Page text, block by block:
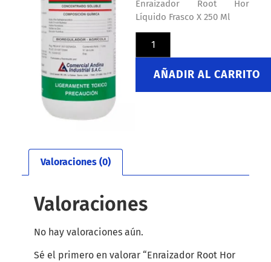
Enraizador Root Hor
Líquido Frasco X 250 Ml
AÑADIR AL CARRITO
Valoraciones (0)
Valoraciones
No hay valoraciones aún.
Sé el primero en valorar “Enraizador Root Hor